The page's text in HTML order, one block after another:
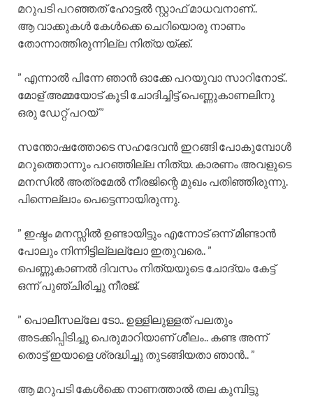
മറുപടി പറഞ്ഞത് ഹോട്ടൽ സ്റ്റാഫ്‌ മാധവനാണ്..
ആ വാക്കുകൾ കേൾക്കെ ചെറിയൊരു നാണം
തോന്നാത്തിരുന്നില്ല നിത്യ യ്ക്ക്.
” എന്നാൽ പിന്നേ ഞാൻ ഓക്കേ പറയുവാ സാറിനോട്..
മോള് അമ്മയോട് കൂടി ചോദിച്ചിട്ട് പെണ്ണുകാണലിനു
ഒരു ഡേറ്റ് പറയ് ”
സന്തോഷത്തോടെ സഹദേവൻ ഇറങ്ങി പോകുമ്പോൾ
മറുത്തൊന്നും പറഞ്ഞില്ല നിത്യ. കാരണം അവളുടെ
മനസിൽ അത്രമേൽ നീരജിന്റെ മുഖം പതിഞ്ഞിരുന്നു.
പിന്നെല്ലാം പെട്ടെന്നായിരുന്നു.
” ഇഷ്ടം മനസ്സിൽ ഉണ്ടായിട്ടും എന്നോട് ഒന്ന് മിണ്ടാൻ
പോലും നിന്നിട്ടില്ലല്ലോ ഇതുവരെ.. ”
പെണ്ണുകാണൽ ദിവസം നിത്യയുടെ ചോദ്യം കേട്ട്
ഒന്ന് പുഞ്ചിരിച്ചു നീരജ്.
” പൊലീസല്ലേ ടോ.. ഉള്ളിലുള്ളത് പലതും
അടക്കിപ്പിടിച്ചു പെരുമാറിയാണ് ശീലം.. കണ്ട അന്ന്
തൊട്ട് ഇയാളെ ശ്രദ്ധിച്ചു തുടങ്ങിയതാ ഞാൻ.. ”
ആ മറുപടി കേൾക്കെ നാണത്താൽ തല കുമ്പിട്ടു